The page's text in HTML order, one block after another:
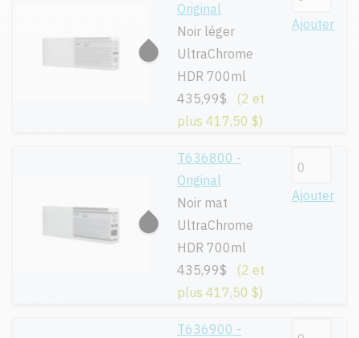
Original
Noir léger
UltraChrome
HDR 700ml
435,99$
(2 et
plus 417,50 $)
Ajouter
T636800 -
Original
Noir mat
UltraChrome
HDR 700ml
435,99$
(2 et
plus 417,50 $)
Ajouter
T636900 -